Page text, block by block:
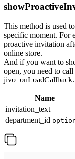
This method is used
specific moment. For
proactive invitation
online store.
And if you want to
open, you need to
jivo_onLoadCallback.
Name
invitation_text
department_id